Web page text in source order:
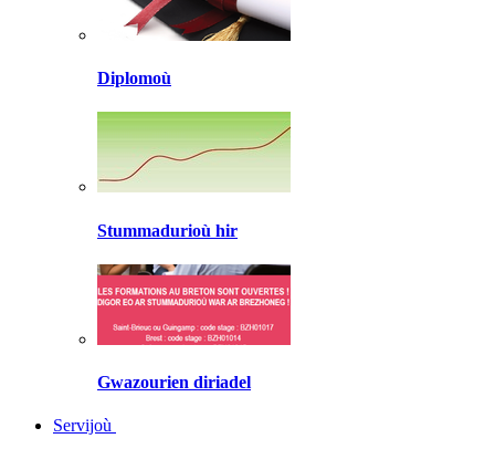
Diplomoù
Stummadurioù hir
Gwazourien diriadel
Servijoù